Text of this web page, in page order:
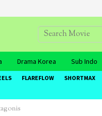
Drama Korea Sub Indo
FLAREFLOW SHORTMAX